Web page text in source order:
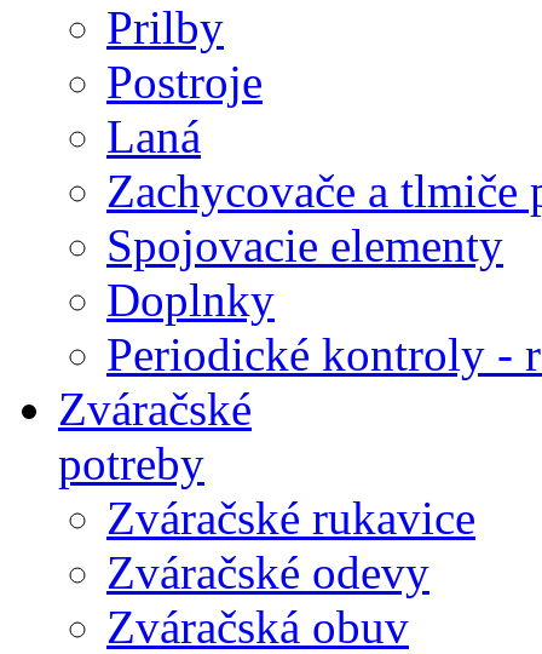
Prilby
Postroje
Laná
Zachycovače a tlmiče
Spojovacie elementy
Doplnky
Periodické kontroly -
Zváračské
potreby
Zváračské rukavice
Zváračské odevy
Zváračská obuv